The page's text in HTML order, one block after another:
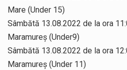
Mare (Under 15)
Sâmbătă 13.08.2022 de la ora
Maramureș (Under9)
Sâmbătă 13.08.2022 de la ora
Maramureș (Under 11)